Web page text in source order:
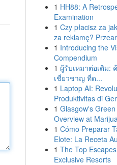
1 HH88: A
Examination
1 Czy płacisz za
za reklamę?
1 Introducing the
Compendium
1 ผู้รับเหมาต่อเติม:
เชี่ยวชาญ ที่ด...
1 Laptop AI:
Produktivitas di
1 Glasgow's
Overview at
1 Cómo Preparar
Elote: La Receta
1 The Top
Exclusive Resorts